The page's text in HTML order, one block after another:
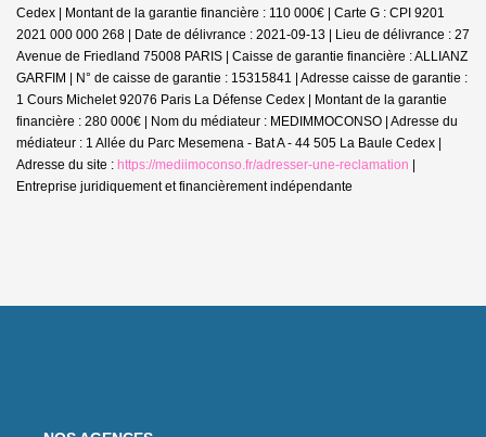
Cedex | Montant de la garantie financière : 110 000€ | Carte G : CPI 9201
2021 000 000 268 | Date de délivrance : 2021-09-13 | Lieu de délivrance : 27
Avenue de Friedland 75008 PARIS | Caisse de garantie financière : ALLIANZ
GARFIM | N° de caisse de garantie : 15315841 | Adresse caisse de garantie :
1 Cours Michelet 92076 Paris La Défense Cedex | Montant de la garantie
financière : 280 000€ | Nom du médiateur : MEDIMMOCONSO | Adresse du
médiateur : 1 Allée du Parc Mesemena - Bat A - 44 505 La Baule Cedex |
Adresse du site : https://mediimoconso.fr/adresser-une-reclamation |
Entreprise juridiquement et financièrement indépendante